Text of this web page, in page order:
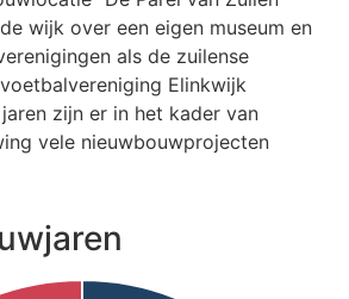
wijk over een eigen museum en
als de zuilense
Elinkwijk
zijn er in het kader van
vele nieuwbouwprojecten